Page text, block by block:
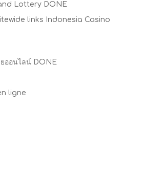
Lottery DONE
links Indonesia Casino
ออนไลน์ DONE
ligne